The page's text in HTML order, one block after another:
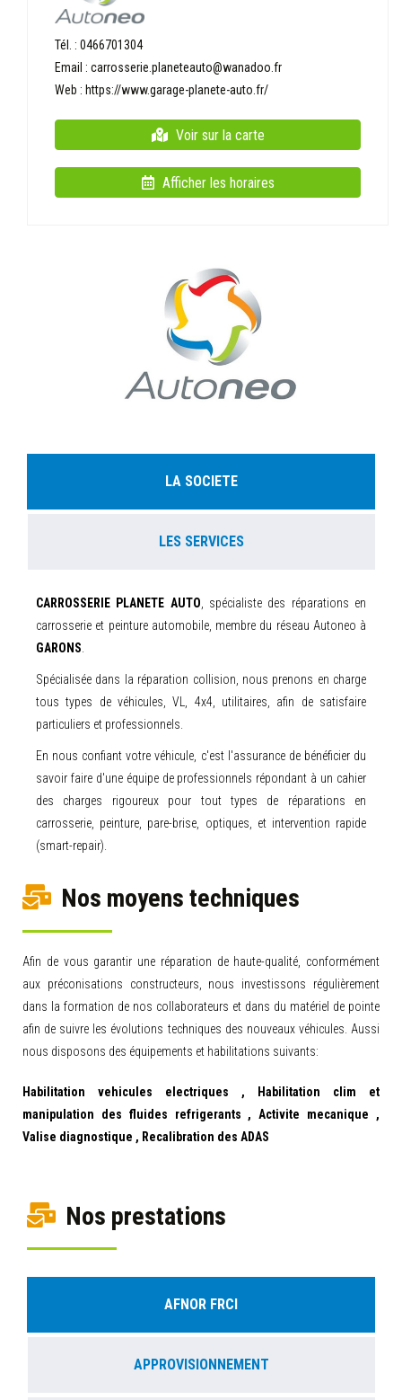
Tél. : 0466701304
Email : carrosserie.planeteauto@wanadoo.fr
Web : https://www.garage-planete-auto.fr/
Voir sur la carte
Afficher les horaires
LA SOCIETE
LES SERVICES
CARROSSERIE PLANETE AUTO , spécialiste des réparations en
carrosserie et peinture automobile, membre du réseau Autoneo à
GARONS
Spécialisée dans la réparation collision, nous prenons en charge
tous types de véhicules, VL, 4x4, utilitaires, afin de satisfaire
particuliers et professionnels.
​En nous confiant votre véhicule, c'est l'assurance de bénéficier du
savoir faire d'une équipe de professionnels répondant à un cahier
des charges rigoureux pour tout types de réparations en
carrosserie, peinture, pare-brise, optiques, et intervention rapide
(smart-repair).
Nos moyens techniques
Afin de vous garantir une réparation de haute-qualité, conformément
aux préconisations constructeurs, nous investissons régulièrement
dans la formation de nos collaborateurs et dans du matériel de pointe
afin de suivre les évolutions techniques des nouveaux véhicules. Aussi
nous disposons des équipements et habilitations suivants:
Habilitation vehicules electriques
, Habilitation clim et
manipulation des fluides refrigerants , Activite mecanique
,
Valise diagnostique , Recalibration des ADAS
Nos prestations
AFNOR FRCI
APPROVISIONNEMENT